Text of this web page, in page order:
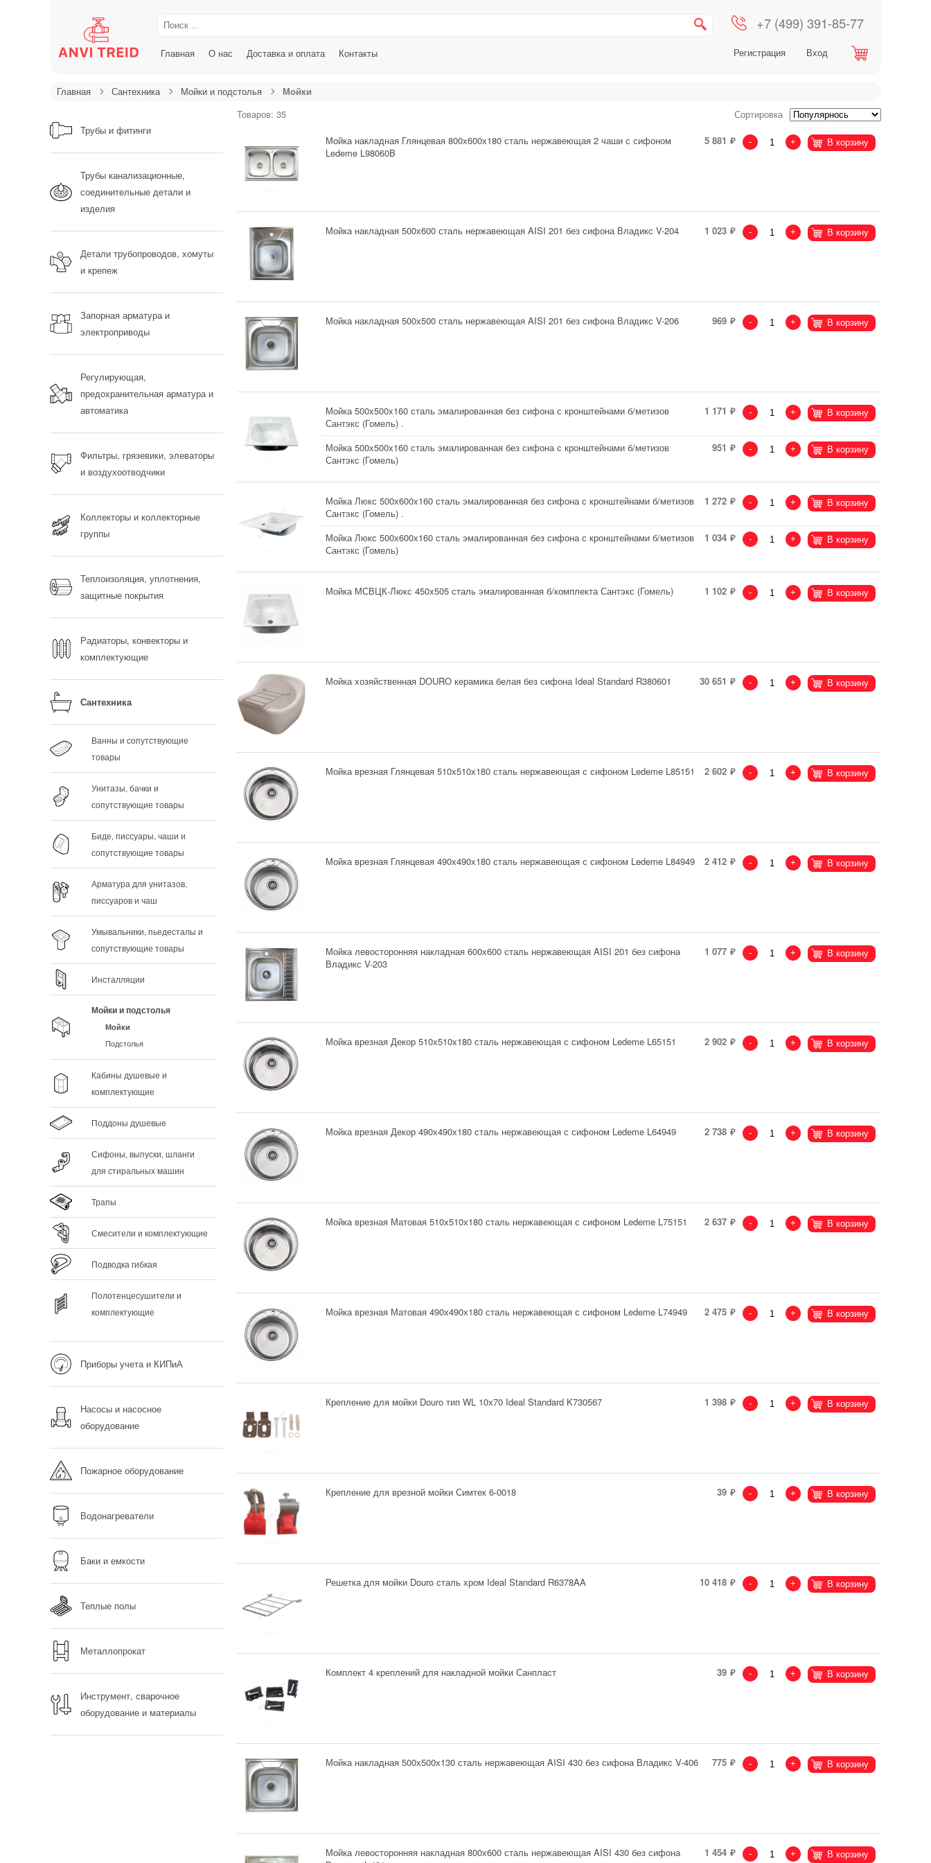
Главная О нас Доставка и оплата Контакты
+7 (499) 391-85-77
Регистрация Вход
Главная Сантехника Мойки и подстолья Мойки
Трубы и фитинги
Трубы канализационные,
соединительные детали и
изделия
Детали трубопроводов, хомуты
и крепеж
Запорная арматура и
электроприводы
Регулирующая,
предохранительная арматура и
автоматика
Фильтры, грязевики, элеваторы
и воздухоотводчики
Коллекторы и коллекторные
группы
Теплоизоляция, уплотнения,
защитные покрытия
Радиаторы, конвекторы и
комплектующие
Сантехника
Ванны и сопутствующие
товары
Унитазы, бачки и
сопутствующие товары
Биде, писсуары, чаши и
сопутствующие товары
Арматура для унитазов,
писсуаров и чаш
Умывальники, пьедесталы и
сопутствующие товары
Инсталляции
Мойки и подстолья
Мойки
Подстолья
Кабины душевые и
комплектующие
Поддоны душевые
Сифоны, выпуски, шланги
для стиральных машин
Трапы
Смесители и комплектующие
Подводка гибкая
Полотенцесушители и
комплектующие
Приборы учета и КИПиА
Насосы и насосное
оборудование
Пожарное оборудование
Водонагреватели
Баки и емкости
Теплые полы
Металлопрокат
Инструмент, сварочное
оборудование и материалы
Товаров: 35
Сортировка
Мойка накладная Глянцевая 800х600х180 сталь нержавеющая 2 чаши с сифоном
Ledeme L98060B
5 881 - + В корзину
Мойка накладная 500х600 сталь нержавеющая AISI 201 без сифона Владикс V-204 1 023 - + В корзину
Мойка накладная 500х500 сталь нержавеющая AISI 201 без сифона Владикс V-206 969 - + В корзину
Мойка 500х500х160 сталь эмалированная без сифона с кронштейнами б/метизов
Сантэкс (Гомель) .
1 171 - + В корзину
Мойка 500х500х160 сталь эмалированная без сифона с кронштейнами б/метизов
Сантэкс (Гомель)
951 - + В корзину
Мойка Люкс 500х600х160 сталь эмалированная без сифона с кронштейнами б/метизов
Сантэкс (Гомель) .
1 272 - + В корзину
Мойка Люкс 500х600х160 сталь эмалированная без сифона с кронштейнами б/метизов
Сантэкс (Гомель)
1 034 - + В корзину
Мойка МСВЦК-Люкс 450х505 сталь эмалированная б/комплекта Сантэкс (Гомель) 1 102 - + В корзину
Мойка хозяйственная DOURO керамика белая без сифона Ideal Standard R380601 30 651 - + В корзину
Мойка врезная Глянцевая 510х510х180 сталь нержавеющая с сифоном Ledeme L85151 2 602 - + В корзину
Мойка врезная Глянцевая 490х490х180 сталь нержавеющая с сифоном Ledeme L84949 2 412 - + В корзину
Мойка левосторонняя накладная 600х600 сталь нержавеющая AISI 201 без сифона
Владикс V-203
1 077 - + В корзину
Мойка врезная Декор 510х510х180 сталь нержавеющая с сифоном Ledeme L65151 2 902 - + В корзину
Мойка врезная Декор 490х490х180 сталь нержавеющая с сифоном Ledeme L64949 2 738 - + В корзину
Мойка врезная Матовая 510х510х180 сталь нержавеющая с сифоном Ledeme L75151 2 637 - + В корзину
Мойка врезная Матовая 490х490х180 сталь нержавеющая с сифоном Ledeme L74949 2 475 - + В корзину
Крепление для мойки Douro тип WL 10х70 Ideal Standard K730567 1 398 - + В корзину
Крепление для врезной мойки Симтек 6-0018 39 - + В корзину
Решетка для мойки Douro сталь хром Ideal Standard R6378AA 10 418 - + В корзину
Комплект 4 креплений для накладной мойки Санпласт 39 - + В корзину
Мойка накладная 500х500х130 сталь нержавеющая AISI 430 без сифона Владикс V-406 775 - + В корзину
Мойка левосторонняя накладная 800х600 сталь нержавеющая AISI 430 без сифона
1 454 - + В корзину